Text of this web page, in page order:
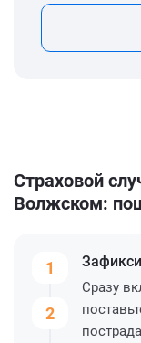
Страховой
Волжском:
1
2
Сразу